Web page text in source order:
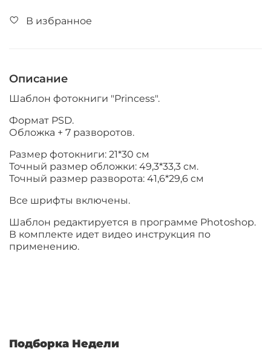
В избранное
Описание
Шаблон фотокниги "Princess".
Формат PSD.
Обложка + 7 разворотов.
Размер фотокниги: 21*30 см
Точный размер обложки: 49,3*33,3 см.
Точный размер разворота: 41,6*29,6 см
Все шрифты включены.
Шаблон редактируется в программе Photoshop.
В комплекте идет видео инструкция по
применению.
Подборка Недели